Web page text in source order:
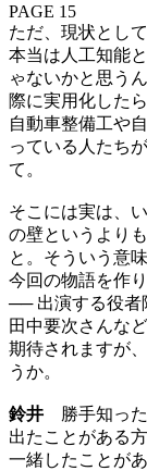
PAGE 15
ただ、現状とし
本当は人工知能
ゃないかと思う
際に実用化した
自動車整備工や
っている人たち
て。
そこには実は、
の壁というより
と。そういう意
今回の物語を作
── 出演する役者
田中要次さんな
期待されますが
うか。
鈴井 勝手知った
出たことがある
一緒したことが